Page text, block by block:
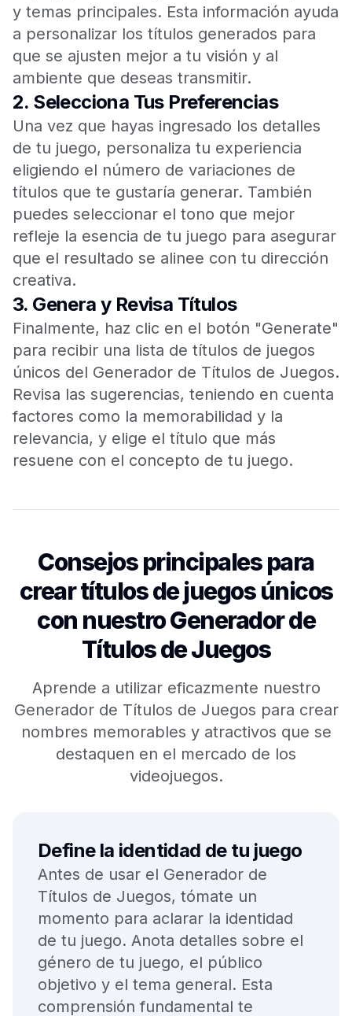
y temas principales. Esta información ayuda
a personalizar los títulos generados para
que se ajusten mejor a tu visión y al
ambiente que deseas transmitir.
2. Selecciona Tus Preferencias
Una vez que hayas ingresado los detalles
de tu juego, personaliza tu experiencia
eligiendo el número de variaciones de
títulos que te gustaría generar. También
puedes seleccionar el tono que mejor
refleje la esencia de tu juego para asegurar
que el resultado se alinee con tu dirección
creativa.
3. Genera y Revisa Títulos
Finalmente, haz clic en el botón "Generate"
para recibir una lista de títulos de juegos
únicos del Generador de Títulos de Juegos.
Revisa las sugerencias, teniendo en cuenta
factores como la memorabilidad y la
relevancia, y elige el título que más
resuene con el concepto de tu juego.
Consejos principales para
crear títulos de juegos únicos
con nuestro Generador de
Títulos de Juegos
Aprende a utilizar eficazmente nuestro
Generador de Títulos de Juegos para crear
nombres memorables y atractivos que se
destaquen en el mercado de los
videojuegos.
Define la identidad de tu juego
Antes de usar el Generador de
Títulos de Juegos, tómate un
momento para aclarar la identidad
de tu juego. Anota detalles sobre el
género de tu juego, el público
objetivo y el tema general. Esta
comprensión fundamental te